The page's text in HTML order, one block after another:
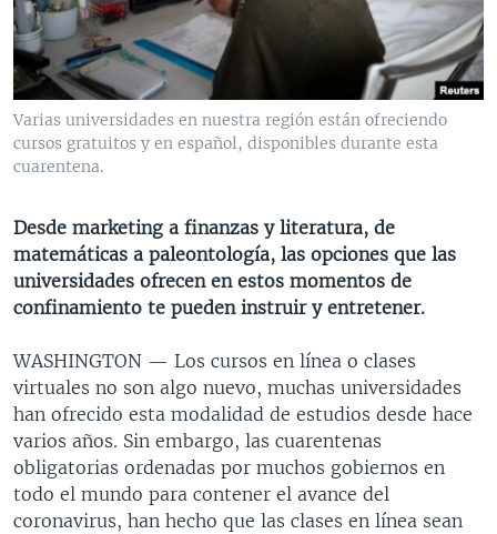
VENEZUELA
BRASIL
NICARAGUA
ECONOMÍA
ENTRETENIMIENTO Y CULTURA
TECNOLOGÍA
DEPORTES
MULTIMEDIA
VIDEOS
FOTOGRAFÍA
AUDIOS
PROGRAMAS TV
EL MUNDO AL DÍA
FORO INTERAMERICANO
LAS CLAVES
PANORAMA
RADIO
AVANCE INFORMATIVO
BUENOS DÍAS AMÉRICA
ESTADOS UNIDOS AL DÍA
EL MUNDO AL DÍA [RADIO]
DEPORTIVO INTERNACIONAL
NOTA ECONÓMICA
ENTRETENIMIENTO
DIRECT
Learning English
SÍGANOS
Idiomas
Varias universidades en nuestra región están ofreciendo
cursos gratuitos y en español, disponibles durante esta
cuarentena.
Desde marketing a finanzas y literatura, de
matemáticas a paleontología, las opciones que las
universidades ofrecen en estos momentos de
confinamiento te pueden instruir y entretener.
WASHINGTON — Los cursos en línea o clases
virtuales no son algo nuevo, muchas universidades
han ofrecido esta modalidad de estudios desde hace
varios años. Sin embargo, las cuarentenas
obligatorias ordenadas por muchos gobiernos en
todo el mundo para contener el avance del
coronavirus, han hecho que las clases en línea sean